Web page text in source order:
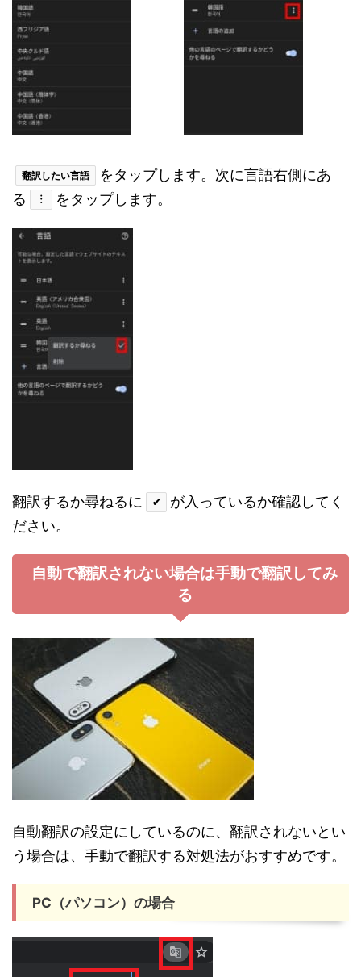
翻訳したい言語
をタップします。次に言語右側にあ
る
︙ をタップします。
翻訳するか尋ねるに ✔
が入っているか確認してく
ださい。
自動で翻訳されない場合は手動で翻訳してみ
る
自動翻訳の設定にしているのに、翻訳されないとい
う場合は、手動で翻訳する対処法がおすすめです。
PC（パソコン）の場合